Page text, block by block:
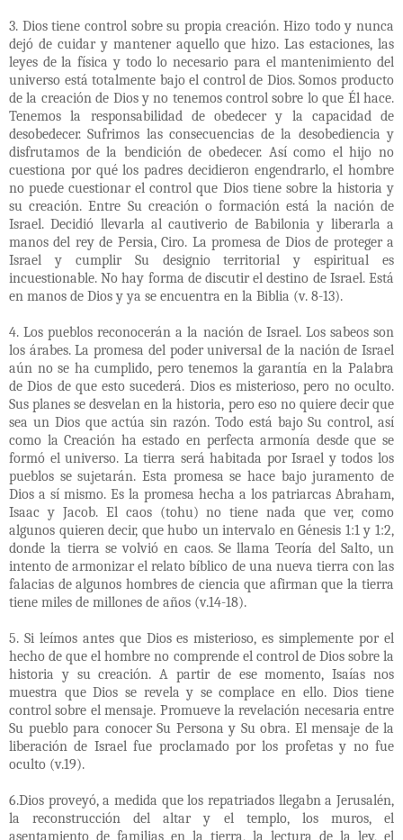
3. Dios tiene control sobre su propia creación. Hizo todo y nunca
dejó de cuidar y mantener aquello que hizo. Las estaciones, las
leyes de la física y todo lo necesario para el mantenimiento del
universo está totalmente bajo el control de Dios. Somos producto
de la creación de Dios y no tenemos control sobre lo que Él hace.
Tenemos la responsabilidad de obedecer y la capacidad de
desobedecer. Sufrimos las consecuencias de la desobediencia y
disfrutamos de la bendición de obedecer. Así como el hijo no
cuestiona por qué los padres decidieron engendrarlo, el hombre
no puede cuestionar el control que Dios tiene sobre la historia y
su creación. Entre Su creación o formación está la nación de
Israel. Decidió llevarla al cautiverio de Babilonia y liberarla a
manos del rey de Persia, Ciro. La promesa de Dios de proteger a
Israel y cumplir Su designio territorial y espiritual es
incuestionable. No hay forma de discutir el destino de Israel. Está
en manos de Dios y ya se encuentra en la Biblia (v. 8-13).
4. Los pueblos reconocerán a la nación de Israel. Los sabeos son
los árabes. La promesa del poder universal de la nación de Israel
aún no se ha cumplido, pero tenemos la garantía en la Palabra
de Dios de que esto sucederá. Dios es misterioso, pero no oculto.
Sus planes se desvelan en la historia, pero eso no quiere decir que
sea un Dios que actúa sin razón. Todo está bajo Su control, así
como la Creación ha estado en perfecta armonía desde que se
formó el universo. La tierra será habitada por Israel y todos los
pueblos se sujetarán. Esta promesa se hace bajo juramento de
Dios a sí mismo. Es la promesa hecha a los patriarcas Abraham,
Isaac y Jacob. El caos (tohu) no tiene nada que ver, como
algunos quieren decir, que hubo un intervalo en Génesis 1:1 y 1:2,
donde la tierra se volvió en caos. Se llama Teoría del Salto, un
intento de armonizar el relato bíblico de una nueva tierra con las
falacias de algunos hombres de ciencia que afirman que la tierra
tiene miles de millones de años (v.14-18).
5. Si leímos antes que Dios es misterioso, es simplemente por el
hecho de que el hombre no comprende el control de Dios sobre la
historia y su creación. A partir de ese momento, Isaías nos
muestra que Dios se revela y se complace en ello. Dios tiene
control sobre el mensaje. Promueve la revelación necesaria entre
Su pueblo para conocer Su Persona y Su obra. El mensaje de la
liberación de Israel fue proclamado por los profetas y no fue
oculto (v.19).
6.Dios proveyó, a medida que los repatriados llegabn a Jerusalén,
la reconstrucción del altar y el templo, los muros, el
asentamiento de familias en la tierra, la lectura de la ley, el